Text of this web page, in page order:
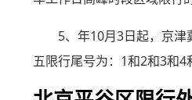
5、年10月3日起，京
五限行尾号为：1和2和3和4